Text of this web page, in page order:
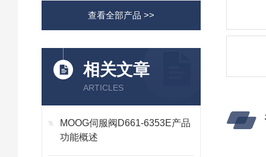
查看全部产品 >>
相关文章
ARTICLES
MOOG伺服阀D661-6353E产品
功能概述